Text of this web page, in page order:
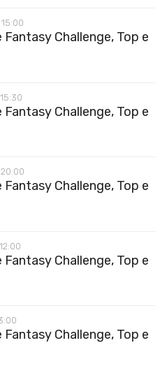
Fantasy Challenge, Top e
Fantasy Challenge, Top e
Fantasy Challenge, Top e
Fantasy Challenge, Top e
Fantasy Challenge, Top e